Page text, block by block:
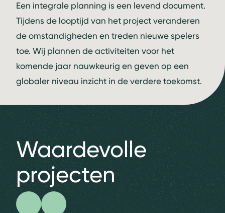
Een integrale planning is een levend document.
Tijdens de looptijd van het project veranderen
de omstandigheden en treden nieuwe spelers
toe. Wij plannen de activiteiten voor het
komende jaar nauwkeurig en geven op een
globaler niveau inzicht in de verdere toekomst.
Waardevolle
projecten